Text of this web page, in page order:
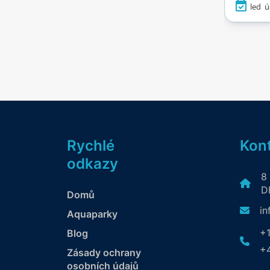
vodní
led
Rychlé
odkazy
Domů
Aquaparky
Blog
Zásady ochrany
osobních údajů
8